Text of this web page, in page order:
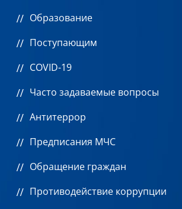
Образование
Поступающим
COVID-19
Часто задаваемые вопросы
Антитеррор
Предписания МЧС
Обращение граждан
Противодействие коррупции